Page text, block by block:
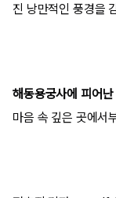
진 낭만적인 풍경을
해동용궁사에 피어
마음 속 깊은 곳에서